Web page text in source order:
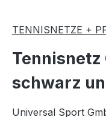
TENNISNETZE +
Tennisnetz
schwarz
Universal Sport